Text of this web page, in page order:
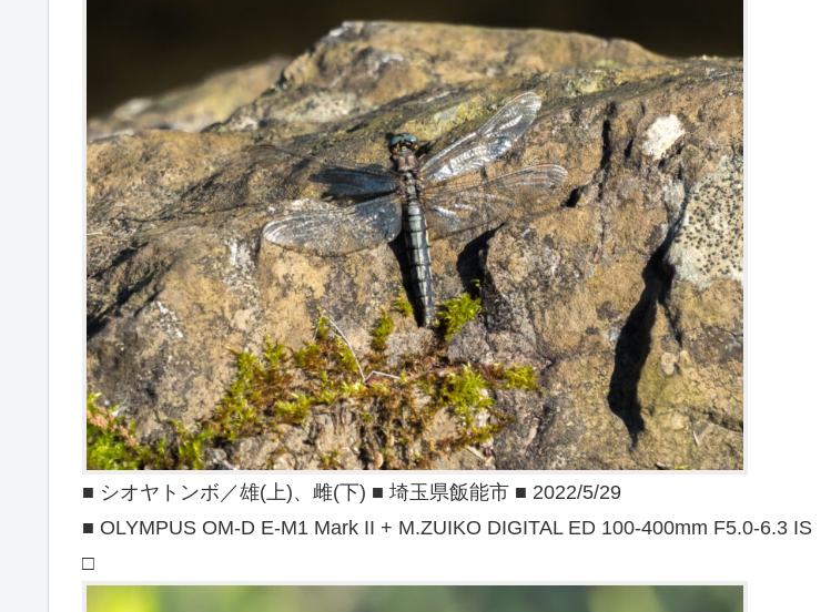
■ シオヤトンボ／雄(上)、雌(下) ■ 埼玉県飯能市 ■ 2022/5/29
■ OLYMPUS OM-D E-M1 Mark II + M.ZUIKO DIGITAL ED 100-400mm F5.0-6.3 IS
□